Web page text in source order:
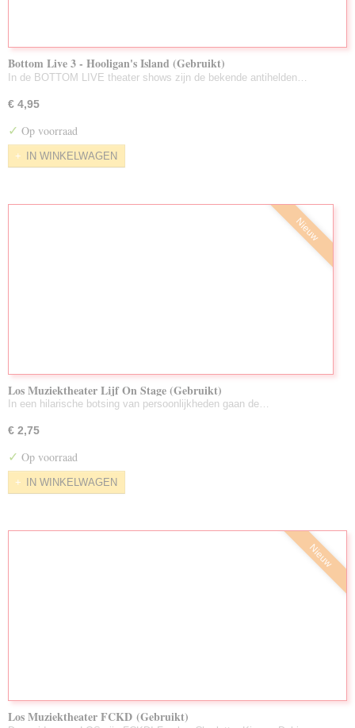
Bottom Live 3 - Hooligan's Island (Gebruikt)
In de BOTTOM LIVE theater shows zijn de bekende antihelden…
€ 4,95
✓ Op voorraad
IN WINKELWAGEN
Nieuw
Los Muziektheater Lijf On Stage (Gebruikt)
In een hilarische botsing van persoonlijkheden gaan de…
€ 2,75
✓ Op voorraad
IN WINKELWAGEN
Nieuw
Los Muziektheater FCKD (Gebruikt)